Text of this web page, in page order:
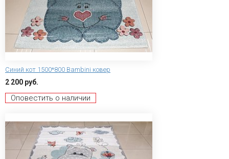
Синий кот 1500*800 Bambini ковер
2 200 руб.
Оповестить о наличии